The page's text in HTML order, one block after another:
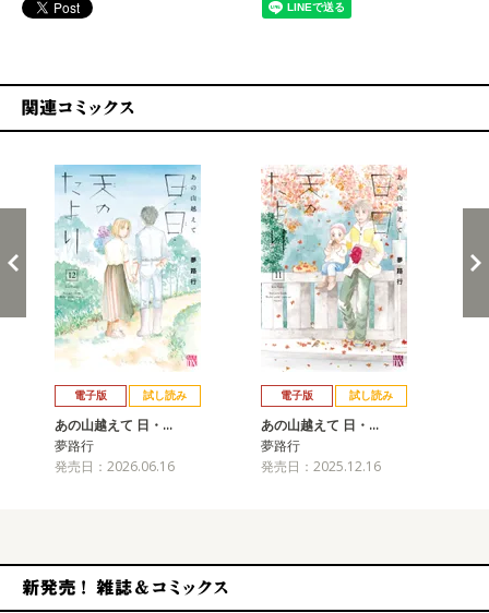
電子版 試し読み
あの山越えて 日・…
夢路行
発売日：2026.06.16
電子版 試し読み
あの山越えて 日・…
夢路行
発売日：2025.12.16